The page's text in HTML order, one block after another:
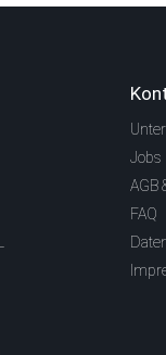
Jobs
AGB
FAQ